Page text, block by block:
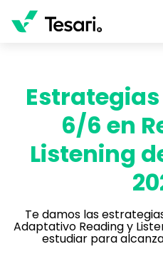
6/6 en
Listening
Te damos las
Adaptativo Reading y
estudiar para